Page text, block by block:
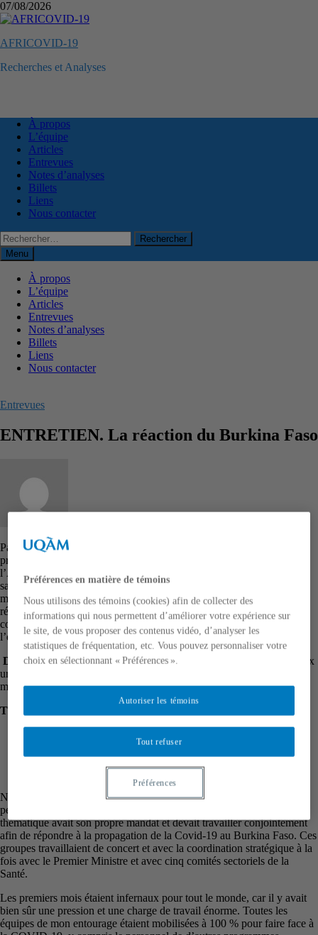
Passer
au
07/08/2026
AFRICOVID-19
Recherches et Analyses
À propos
L’équipe
Articles
Entrevues
Notes d’analyses
Billets
Liens
Nous contacter
Rechercher :
Menu
À propos
L’équipe
Articles
Entrevues
Notes d’analyses
Billets
Liens
Nous contacter
Entrevues
ENTRETIEN. La réaction du Burkina Faso
Pays de 21 millions d’habitants, le Burkina Faso fait partie des
premiers pays africains touchés par la pandémie. État fragile de
l’Afrique de l’Ouest, le pays a évité le pire en faisant face à la crise
sanitaire et est considéré par plusieurs comme étant l’État ayant le
mieux réagi dans la sous-région. Nous allons nous pencher sur les
réponses d’un administrateur public de la santé afin de mieux
comprendre la réponse des décideurs publics face à la Covid-19 et
l’évolution de la crise sanitaire dans le pays.
Dr. Brice Bicaba: directeur du Centre des opérations de réponse aux
urgences sanitaires (CORUS) du Burkina Faso et épidémiologiste
médical.
Thème A : Choix organisationnels et stratégies sanitaires
s’organiser afin de lutter contre la pandémie ? Comment votre
équipe et vous vivez cette situation dans votre quotidien dans
Nous étions organisés en dix groupes thématiques qui reprenaient un
peu les principaux piliers de riposte de l’OMS. Chaque groupe
thématique avait son propre mandat et devait travailler conjointement
afin de répondre à la propagation de la Covid-19 au Burkina Faso. Ces
groupes travaillaient de concert et avec la coordination stratégique à la
fois avec le Premier Ministre et avec cinq comités sectoriels de la
Santé.
Les premiers mois étaient infernaux pour tout le monde, car il y avait
bien sûr une pression et une charge de travail énorme. Toutes les
équipes de mon entourage étaient mobilisées à 100 % pour faire face à
Préférences en matière de témoins
Nous utilisons des témoins (cookies) afin de collecter des
informations qui nous permettent d’améliorer votre expérience sur
le site, de vous proposer des contenus vidéo, d’analyser les
statistiques de fréquentation, etc. Vous pouvez personnaliser votre
choix en sélectionnant « Préférences ».
Tout refuser
Autoriser les témoins
Préférences